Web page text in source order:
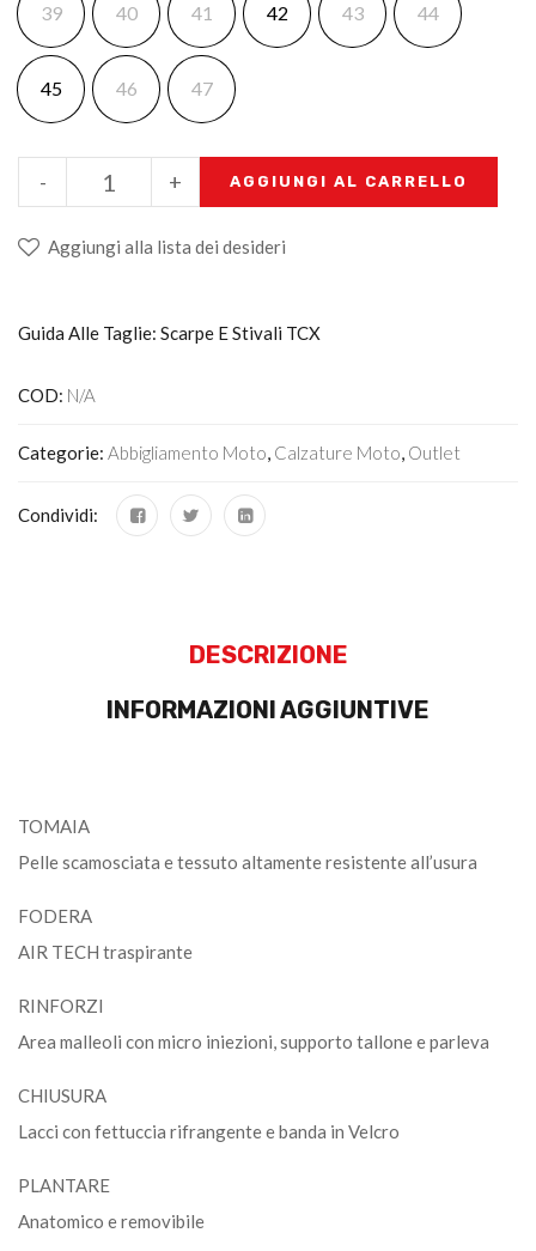
39 40 41 42 43 44
45 46 47
+
- AGGIUNGI AL CARRELLO
Aggiungi alla lista dei desideri
Guida Alle Taglie: Scarpe E Stivali TCX
COD: N/A
Categorie: Abbigliamento Moto, Calzature Moto, Outlet
Condividi:
DESCRIZIONE
INFORMAZIONI AGGIUNTIVE
TOMAIA
Pelle scamosciata e tessuto altamente resistente all’usura
FODERA
AIR TECH traspirante
RINFORZI
Area malleoli con micro iniezioni, supporto tallone e parleva
CHIUSURA
Lacci con fettuccia rifrangente e banda in Velcro
PLANTARE
Anatomico e removibile